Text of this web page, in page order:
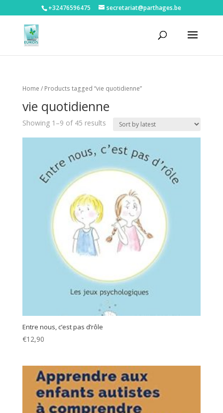
+32476596475‬ secretariat@parthages.be
Home / Products tagged “vie quotidienne”
vie quotidienne
Showing 1–9 of 45 results
Entre nous, c’est pas d’rôle
€12,90